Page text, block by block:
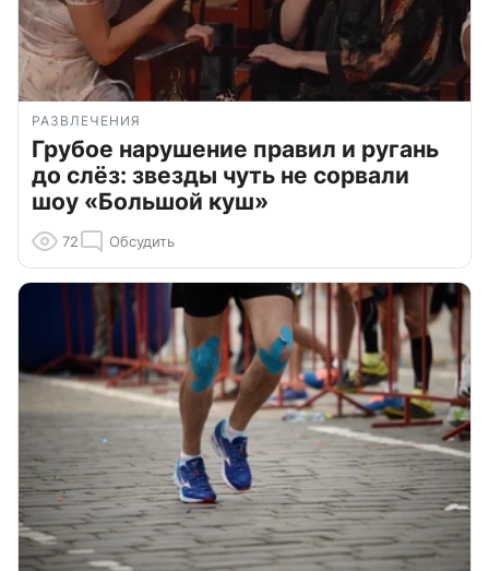
РАЗВЛЕЧЕНИЯ
Грубое нарушение правил и ругань
до слёз: звезды чуть не сорвали
шоу «Большой куш»
72 Обсудить